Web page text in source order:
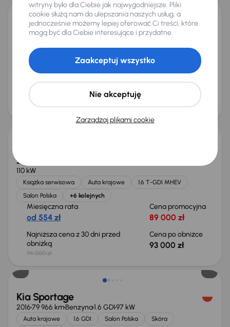
Audi A4
188 788 km 2.0 TDI 110 kW
2.0 TDI Automat Skóra Navi +6 kolejnych
Miesięczna rata
od 280 zł
Cena promocyjna
44 000 zł
Najniższa cena z 30 dni przed
obniżką
45 000 zł
Cena po obniżce
2023
110 kW
Książka serwisowa Auta krajowe
1.6 T-GDI MHEV
Salon Polska
+6 kolejnych
Miesięczna rata
od 554 zł
Cena promocyjna
89 000 zł
Najniższa cena z 30 dni przed
obniżką
94 000 zł
Cena po obniżce
93 000 zł
Taniej o 2 000 zł
Kia Sportage
201679 966 kmBenzyna1.6 GDI97 kW
Auta krajowe 1.6 GDI Salon Polska
Skóra
witryny było dla Ciebie jak najwygodniejsze. Pliki
cookie służą nam do ulepszania naszych usług, a
jednocześnie możemy lepiej oferować Ci treści, które
mogą być dla Ciebie interesujące i przydatne.
Zarządzaj plikami cookie
Nie akceptuję
Zaakceptuj wszystko